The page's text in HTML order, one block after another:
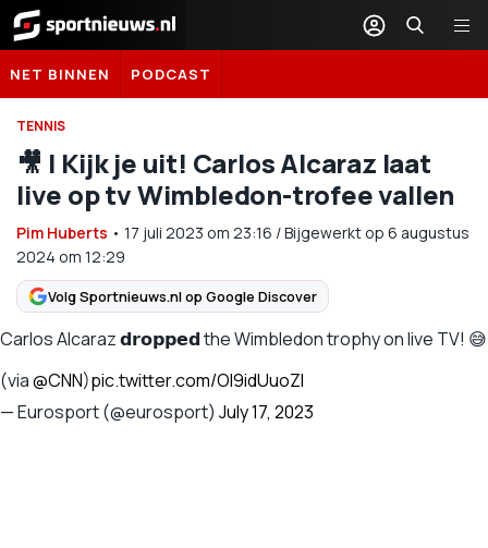
Sportnieuws.nl
NET BINNEN PODCAST
TENNIS
🎥 | Kijk je uit! Carlos Alcaraz laat
live op tv Wimbledon-trofee vallen
Pim Huberts • 17 juli 2023 om 23:16 /Bijgewerkt op 6 augustus
2024 om 12:29
Volg Sportnieuws.nl op Google Discover
Carlos Alcaraz 𝗱𝗿𝗼𝗽𝗽𝗲𝗱 the Wimbledon trophy on live TV! 😅
(via@CNN)pic.twitter.com/Ol9idUuoZl
— Eurosport (@eurosport) July 17, 2023